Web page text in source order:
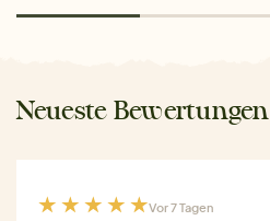
Neueste Bewertungen
Vor 7 Tagen